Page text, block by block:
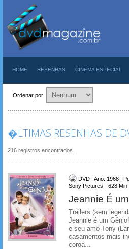
HOME RESENHAS CINEMA ESPECIAL
Ordenar por:
�LTIMAS RESENHAS DE
216 registros encontrados.
DVD | Ano: 1968 |
Sony Pictures - 628
Jeannie É
Trailers (sem
Jeannie é um
e seu amo Tony
casamentos mais
coroa...